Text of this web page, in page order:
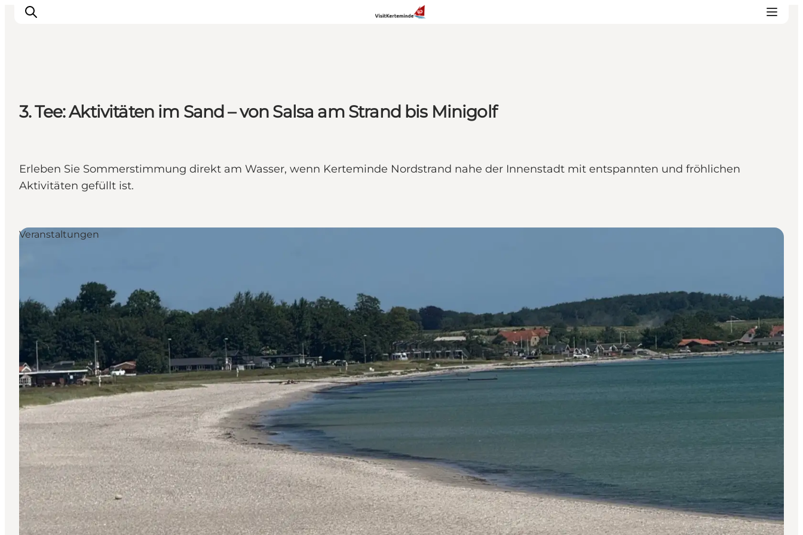
Sehenswürdigkeiten
Aktivitäten
Reiseplanung
Veranstaltungen
3. Tee: Aktivitäten im Sand – von Salsa am Strand bis Minigolf
Erleben Sie Sommerstimmung direkt am Wasser, wenn Kerteminde Nordstrand nahe der Innenstadt mit entspannten und fröhlichen
Aktivitäten gefüllt ist.
Veranstaltungen